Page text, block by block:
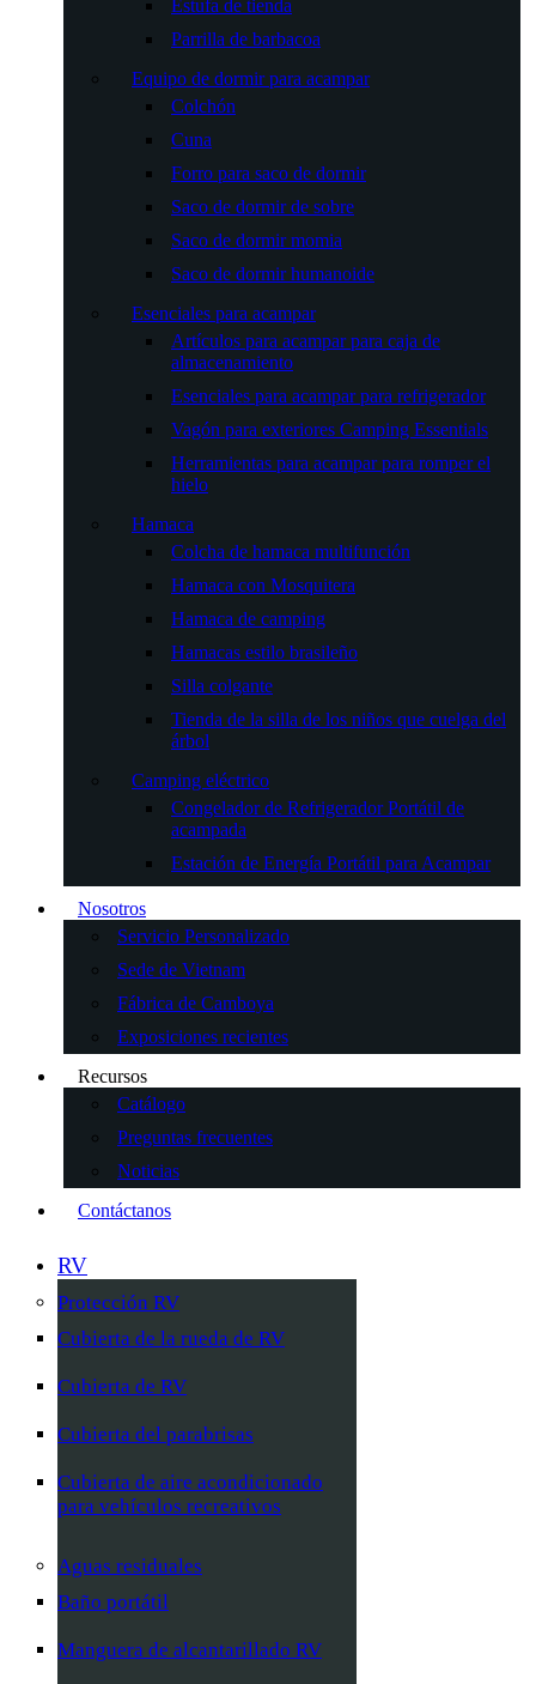
Estufa de tienda
Parrilla de barbacoa
Equipo de dormir para acampar
Colchón
Cuna
Forro para saco de dormir
Saco de dormir de sobre
Saco de dormir momia
Saco de dormir humanoide
Esenciales para acampar
Artículos para acampar para caja de
almacenamiento
Esenciales para acampar para refrigerador
Vagón para exteriores Camping Essentials
Herramientas para acampar para romper el
hielo
Hamaca
Colcha de hamaca multifunción
Hamaca con Mosquitera
Hamaca de camping
Hamacas estilo brasileño
Silla colgante
Tienda de la silla de los niños que cuelga del
árbol
Camping eléctrico
Congelador de Refrigerador Portátil de
acampada
Estación de Energía Portátil para Acampar
Nosotros
Servicio Personalizado
Sede de Vietnam
Fábrica de Camboya
Exposiciones recientes
Recursos
Catálogo
Preguntas frecuentes
Noticias
Contáctanos
RV
Protección RV
Cubierta de la rueda de RV
Cubierta de RV
Cubierta del parabrisas
Cubierta de aire acondicionado
para vehículos recreativos
Aguas residuales
Baño portátil
Manguera de alcantarillado RV